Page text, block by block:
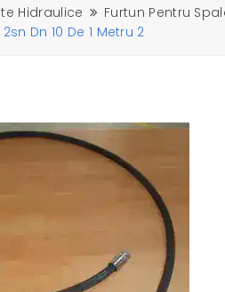
Hidraulice
Furtun Pentru
Dn 10 De 1 Metru 2